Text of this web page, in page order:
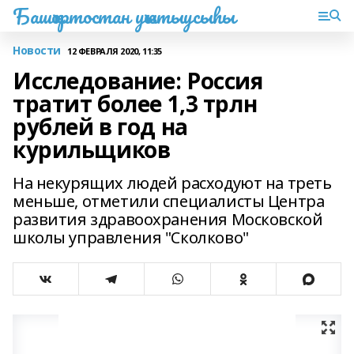
Башҡортостан уҡытыусыһы
Новости 12 ФЕВРАЛЯ 2020, 11:35
Исследование: Россия
тратит более 1,3 трлн
рублей в год на
курильщиков
На некурящих людей расходуют на треть
меньше, отметили специалисты Центра
развития здравоохранения Московской
школы управления "Сколково"